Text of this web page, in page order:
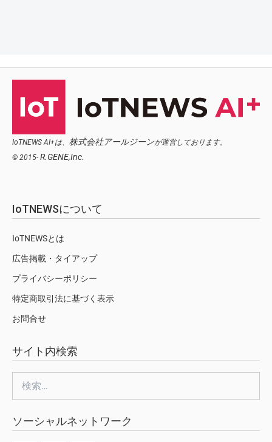
IoTNEWS AI+は、 株式会社アールジーンが運営しております。
© 2015- R.GENE,Inc.
IoTNEWSについて
IoTNEWSとは
広告掲載・タイアップ
プライバシーポリシー
特定商取引法に基づく表示
お問合せ
サイト内検索
索:
ソーシャルネットワーク